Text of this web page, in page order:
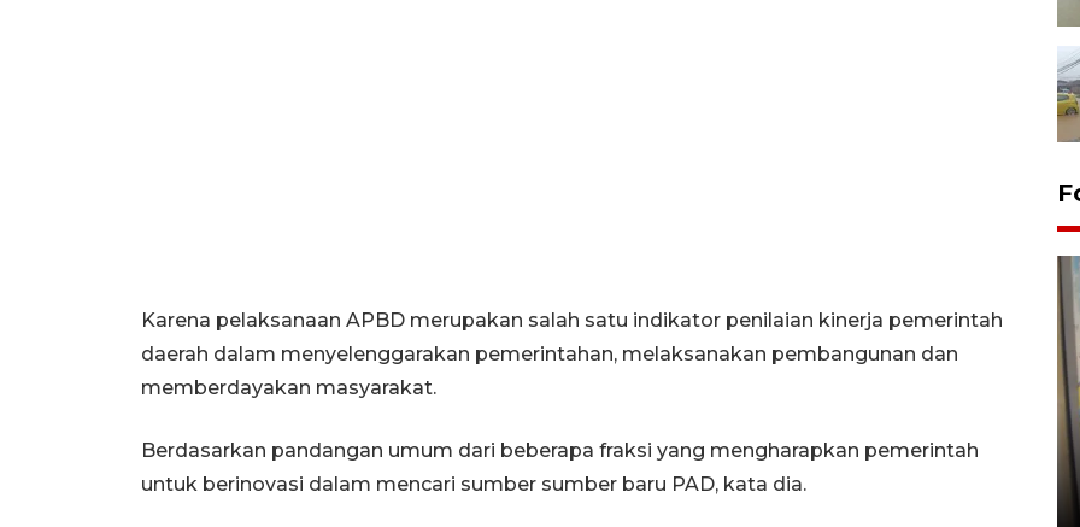
Karena pelaksanaan APBD merupakan salah satu indikator penilaian kinerja pemerintah
daerah dalam menyelenggarakan pemerintahan, melaksanakan pembangunan dan
memberdayakan masyarakat.
Berdasarkan pandangan umum dari beberapa fraksi yang mengharapkan pemerintah
untuk berinovasi dalam mencari sumber sumber baru PAD, kata dia.
Kopdes Merah Putih di
Sumbar